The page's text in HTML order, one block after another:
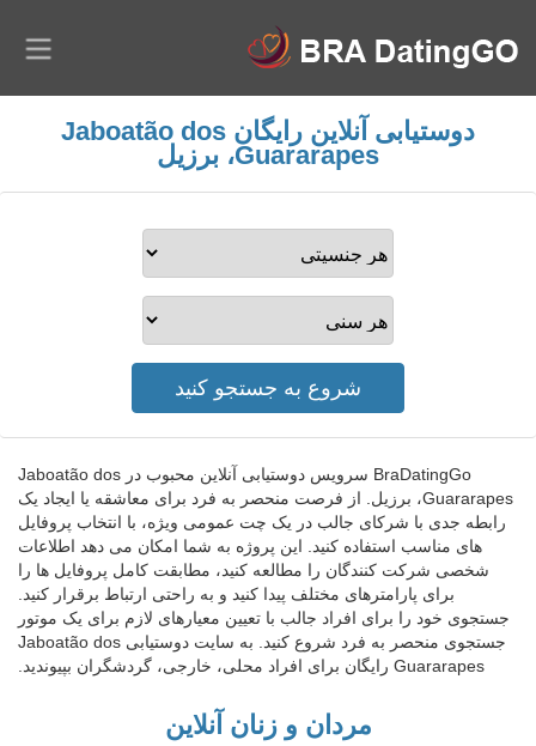
دوستیابی آنلاین رایگان Jaboatão dos
Guararapes، برزیل
BraDatingGo سرویس دوستیابی آنلاین محبوب در Jaboatão dos
Guararapes، برزیل. از فرصت منحصر به فرد برای معاشقه یا ایجاد یک
رابطه جدی با شرکای جالب در یک چت عمومی ویژه، با انتخاب پروفایل
های مناسب استفاده کنید. این پروژه به شما امکان می دهد اطلاعات
شخصی شرکت کنندگان را مطالعه کنید، مطابقت کامل پروفایل ها را
برای پارامترهای مختلف پیدا کنید و به راحتی ارتباط برقرار کنید.
جستجوی خود را برای افراد جالب با تعیین معیارهای لازم برای یک موتور
جستجوی منحصر به فرد شروع کنید. به سایت دوستیابی Jaboatão dos
Guararapes رایگان برای افراد محلی، خارجی، گردشگران بپیوندید.
مردان و زنان آنلاین